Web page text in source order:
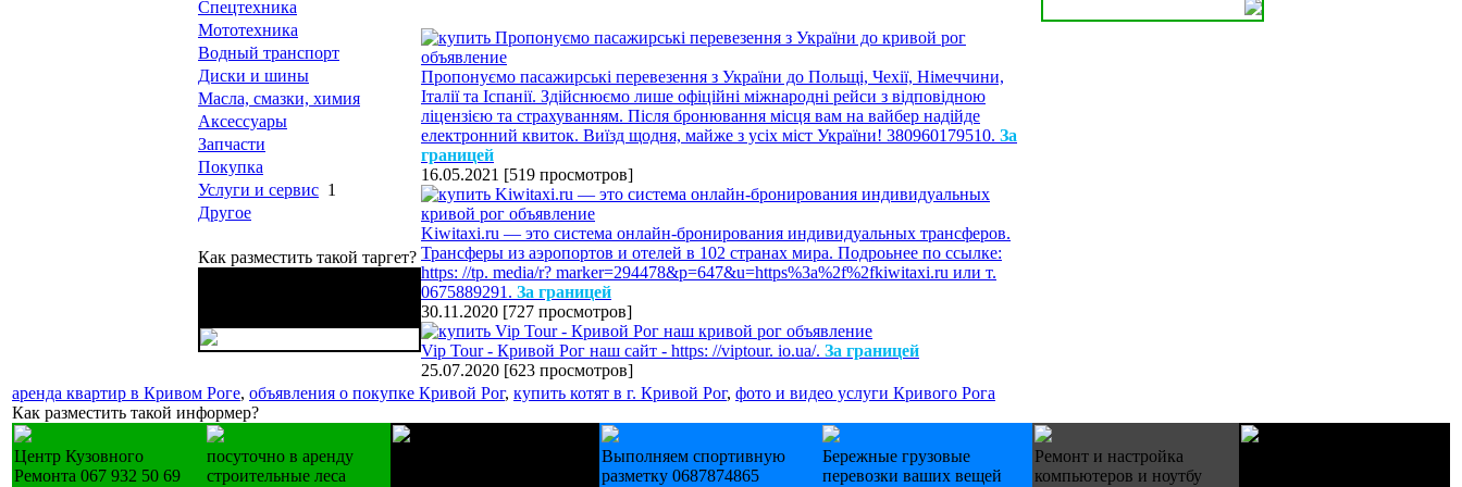
Спецтехника
Мототехника
Водный транспорт
Диски и шины
Масла, смазки, химия
Аксессуары
Запчасти
Покупка
Услуги и сервис 1
Другое
Как разместить такой таргет?
Пропонуємо пасажирські перевезення з України до Польщі, Чехії, Німеччини,
Італії та Іспанії. Здійснюємо лише офіційні міжнародні рейси з відповідною
ліцензією та страхуванням. Після бронювання місця вам на вайбер надійде
електронний квиток. Виїзд щодня, майже з усіх міст України! 380960179510. За
границей
16.05.2021 [519 просмотров]
Kiwitaxi.ru — это система онлайн-бронирования индивидуальных трансферов.
Трансферы из аэропортов и отелей в 102 странах мира. Подроьнее по ссылке:
https: //tp. media/r? marker=294478&p=647&u=https%3a%2f%2fkiwitaxi.ru или т.
0675889291. За границей
30.11.2020 [727 просмотров]
Vip Tour - Кривой Рог наш сайт - https: //viptour. io.ua/. За границей
25.07.2020 [623 просмотров]
аренда квартир в Кривом Роге, объявления о покупке Кривой Рог, купить котят в г. Кривой Рог, фото и видео услуги Кривого Рога
Как разместить такой информер?
Центр Кузовного
Ремонта 067 932 50 69
посуточно в аренду
строительные леса
Выполняем спортивную
разметку 0687874865
Бережные грузовые
перевозки ваших вещей
Ремонт и настройка
компьютеров и ноутбу